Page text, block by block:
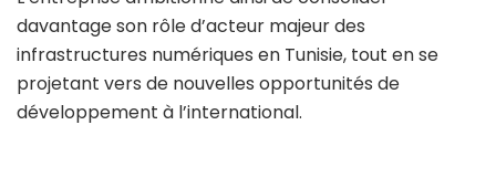
davantage son rôle d’acteur majeur des
infrastructures numériques en Tunisie, tout en se
projetant vers de nouvelles opportunités de
développement à l’international.